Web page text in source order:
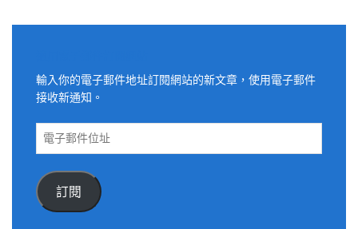
輸入你的電子郵件地址訂閱網站的新文章，使用電子郵件
接收新通知。
電
件
位
訂閱